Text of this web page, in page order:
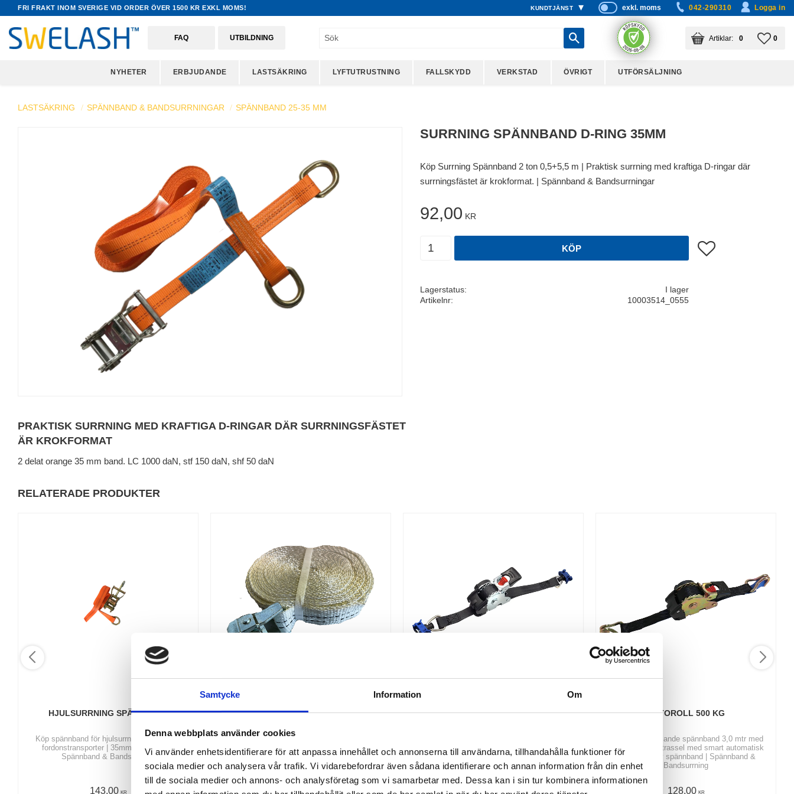
Samtycke Information Om
Denna webbplats använder cookies
Vi använder enhetsidentifierare för att anpassa innehållet och annonserna till användarna, tillhandahålla funktioner för
sociala medier och analysera vår trafik. Vi vidarebefordrar även sådana identifierare och annan information från din enhet
till de sociala medier och annons- och analysföretag som vi samarbetar med. Dessa kan i sin tur kombinera informationen
FRI FRAKT INOM SVERIGE VID ORDER ÖVER 1500 KR EXKL MOMS! KUNDTJÄNST
P
exkl. moms 042-290310 Logga in
FAQ UTBILDNING 0
KUNDVAGN
ANTAL PRODUKTER:
0
NYHETER ERBJUDANDE LASTSÄKRING LYFTUTRUSTNING FALLSKYDD VERKSTAD ÖVRIGT UTFÖRSÄLJNING
LASTSÄKRING SPÄNNBAND & BANDSURRNINGAR SPÄNNBAND 25-35 MM
SURRNING SPÄNNBAND D-RING 35MM
Köp Surrning Spännband 2 ton 0,5+5,5 m | Praktisk surrning med kraftiga D-ringar där
surrningsfästet är krokformat. | Spännband & Bandsurrningar
92,00 KR
KÖP Lägg till i favoriter
Lagerstatus
I lager
Artikelnr
10003514_0555
PRAKTISK SURRNING MED KRAFTIGA D-RINGAR DÄR SURRNINGSFÄSTET
ÄR KROKFORMAT
2 delat orange 35 mm band. LC 1000 daN, stf 150 daN, shf 50 daN
RELATERADE PRODUKTER
HJULSURRNING SPÄNNBAND
Köp spännband för hjulsurrning vid bil- och
fordonstransporter | 35mm och 50mm |
Spännband & Bandsurrning
143,00 KR
KAMLÅSSURRNING 35MM ZINKLÅS
Köp kamlåssurrning ändlöst spännband 35 mm
med vitt band.
50,00 KR
AUTOROLL 25MM 500KG SINGLESTUD
singlestud | Undvik trassel med smart
automatisk upprullning av spännband |
Spännband & Bandsurrning
145,00 KR
AUTOROLL 500 KG
Köp självupprullande spännband 3,0 mtr med
krokar | Undvik trassel med smart automatisk
upprullning av spännband | Spännband &
Bandsurrning
128,00 KR